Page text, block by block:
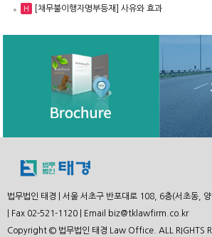
H [채무불이행자명부등재] 사유와 효과
법무법인 태경 | 서울 서초구 반포대로 108, 6층(서초동,
| Fax 02-521-1120 | Email biz@tklawfirm.co.kr
Copyright © 법무법인 태경 Law Office. ALL RIGHTS